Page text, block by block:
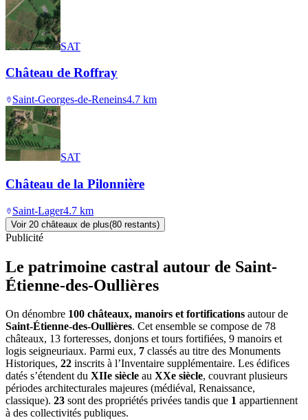
SAT
Château de Roffray
Saint-Georges-de-Reneins4.7 km
SAT
Château de la Pilonnière
Saint-Lager4.7 km
Voir 20 châteaux de plus(80 restants)
Publicité
Le patrimoine castral autour de Saint-
Étienne-des-Oullières
On dénombre 100 châteaux, manoirs et fortifications autour de
Saint-Étienne-des-Oullières. Cet ensemble se compose de 78
châteaux, 13 forteresses, donjons et tours fortifiées, 9 manoirs et
logis seigneuriaux. Parmi eux, 7 classés au titre des Monuments
Historiques, 22 inscrits à l’Inventaire supplémentaire. Les édifices
datés s’étendent du XIIe siècle au XXe siècle, couvrant plusieurs
périodes architecturales majeures (médiéval, Renaissance,
classique). 23 sont des propriétés privées tandis que 1 appartiennent
à des collectivités publiques.